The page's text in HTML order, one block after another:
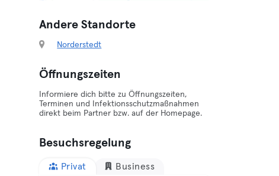
Andere Standorte
Norderstedt
Öffnungszeiten
Informiere dich bitte zu Öffnungszeiten,
Terminen und Infektionsschutzmaßnahmen
direkt beim Partner bzw. auf der Homepage.
Besuchsregelung
Privat Business